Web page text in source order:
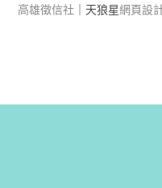
高雄徵信社 ｜天狼星網頁設